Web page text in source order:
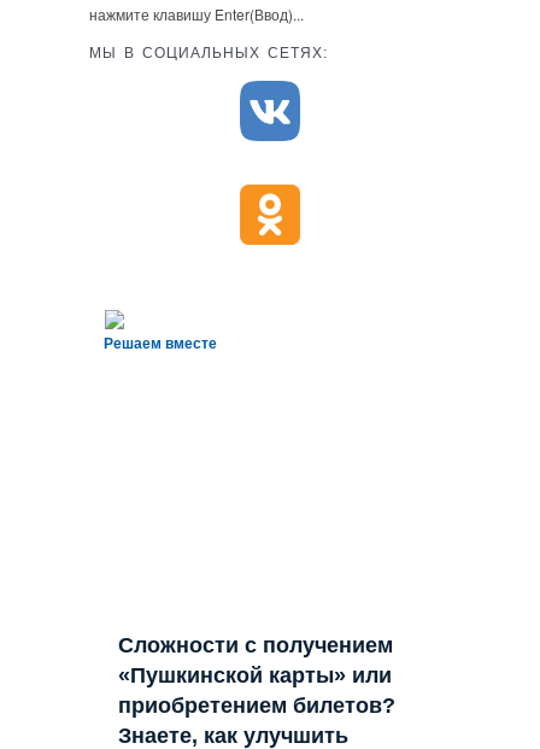
нажмите клавишу Enter(Ввод)...
МЫ В СОЦИАЛЬНЫХ СЕТЯХ:
Решаем вместе
Сложности с получением
«Пушкинской карты» или
приобретением билетов?
Знаете, как улучшить